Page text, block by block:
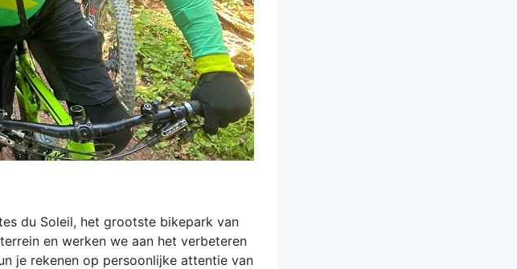
du Soleil, het grootste bikepark van
en werken we aan het verbeteren
je rekenen op persoonlijke attentie van